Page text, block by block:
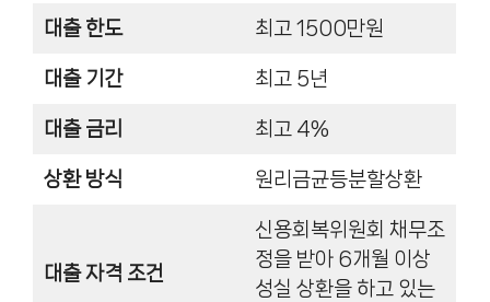
대출 한도 최고 1500만원
대출 기간 최고 5년
대출 금리 최고 4%
상환 방식 원리금균등분할상환
대출 자격 조건
신용회복위원회 채무조
정을 받아 6개월 이상
성실 상환을 하고 있는